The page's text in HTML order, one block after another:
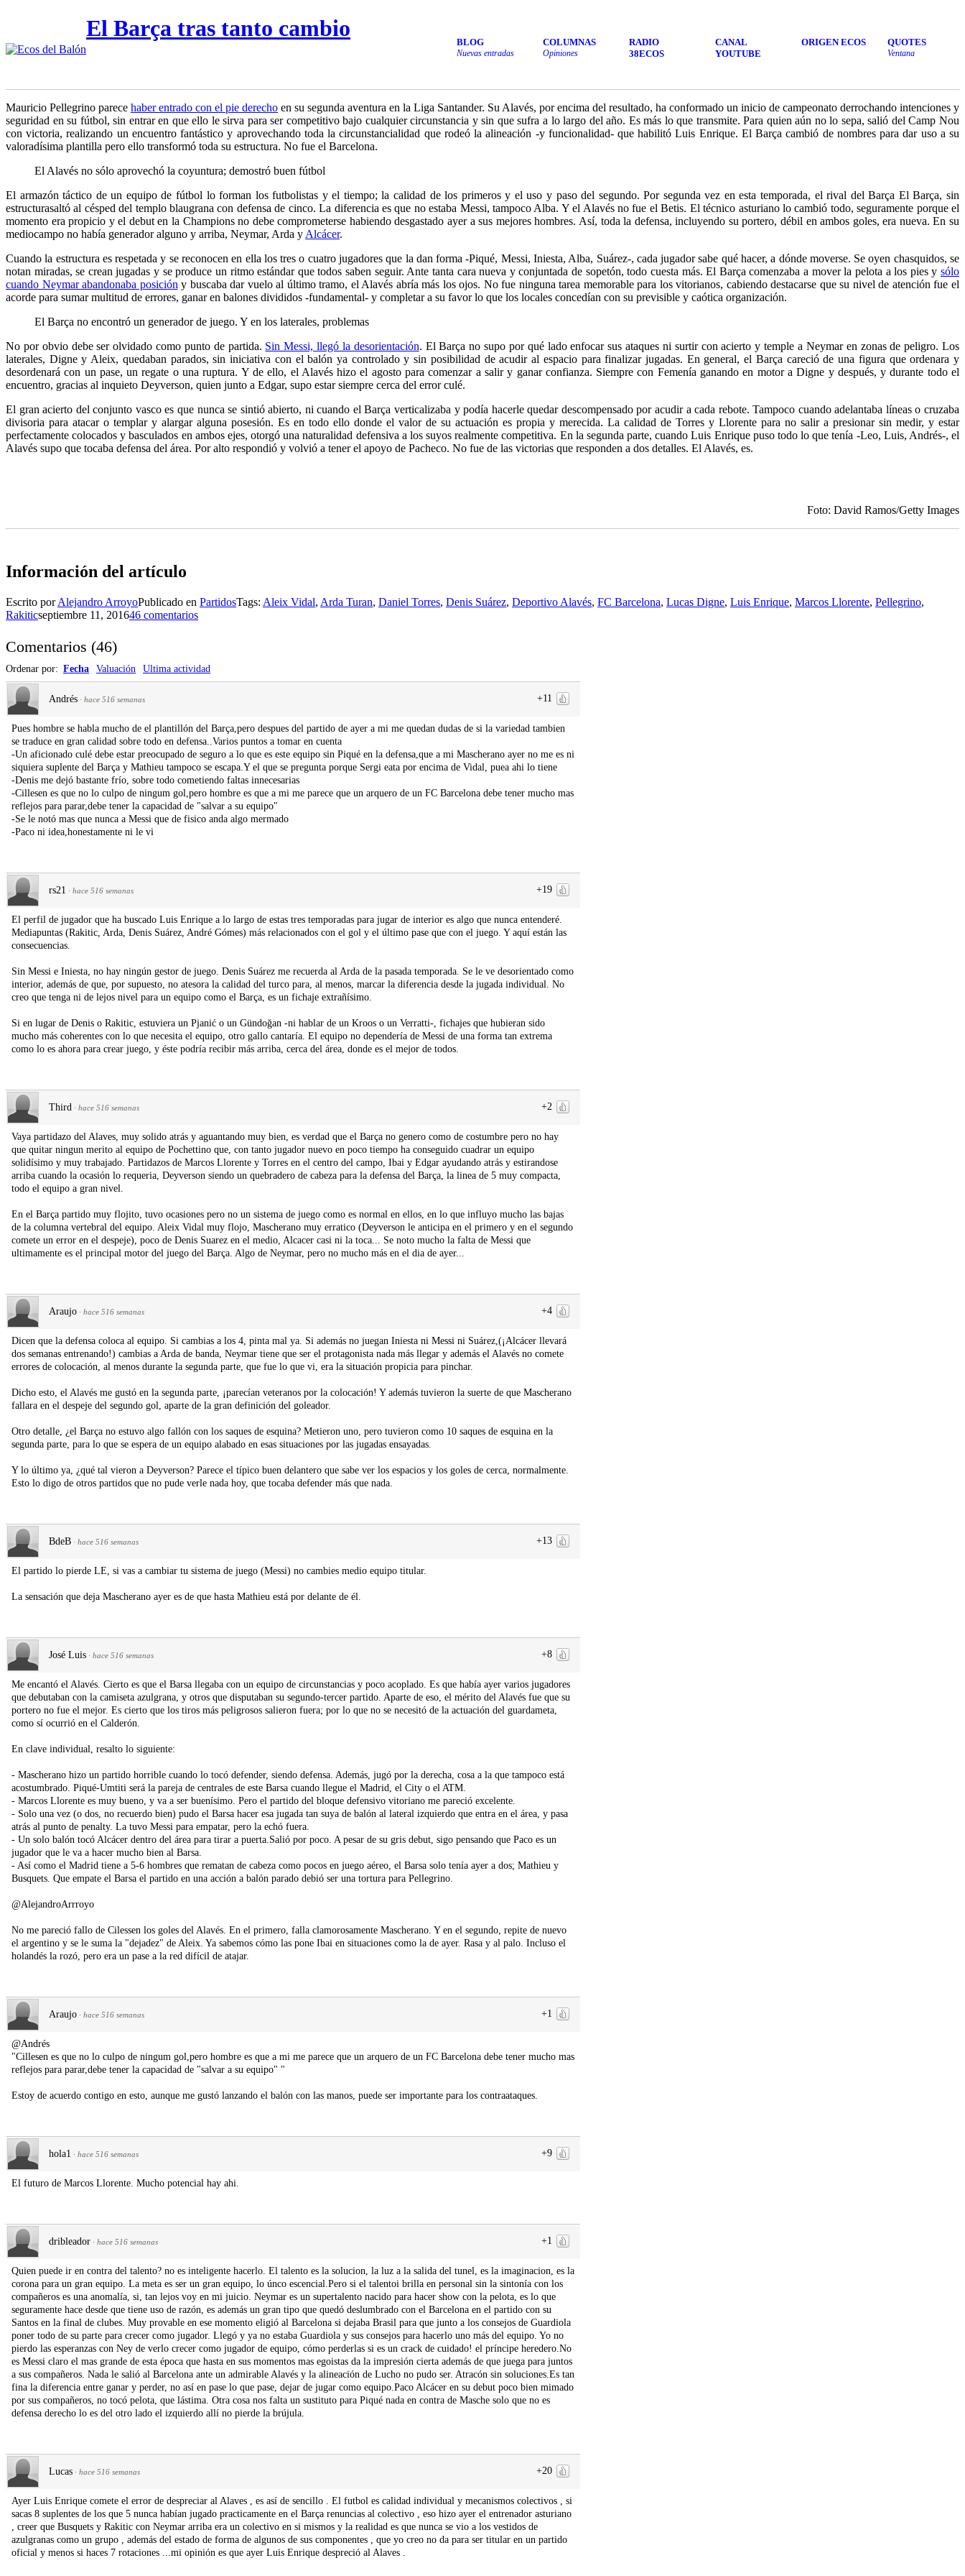
BLOG
Nuevas entradas
COLUMNAS
Opiniones
RADIO
38ECOS
CANAL
YOUTUBE
ORIGEN ECOS QUOTES
Ventana
El Barça tras tanto cambio
Mauricio Pellegrino parece haber entrado con el pie derecho en su segunda aventura en la Liga Santander. Su Alavés, por encima del resultado, ha conformado un inicio de campeonato derrochando intenciones y
seguridad en su fútbol, sin entraren que ello le sirva para ser competitivo bajo cualquier circunstancia y sin que sufra a lo largo del año. Es más lo que transmite. Para quien aún no lo sepa, salió del Camp Nou
con victoria, realizando un encuentro fantástico y aprovechando toda la circunstancialidad que rodeó la alineación -y funcionalidad- que habilitó Luis Enrique. El Barça cambió de nombres para dar uso a su
valoradísima plantilla pero ello transformó toda su estructura. No fue el Barcelona.
El Alavés no sólo aprovechó la coyuntura; demostró buen fútbol
El armazón táctico de un equipo de fútbol lo forman los futbolistas y el tiempo; la calidad de los primeros y el uso y paso del segundo. Por segunda vez en esta temporada, el rival del Barça El Barça, sin
estructurasaltó al césped del templo blaugrana con defensa de cinco. La diferencia es que no estaba Messi, tampoco Alba. Y el Alavés no fue el Betis. El técnico asturiano lo cambió todo, seguramente porque el
momento era propicio y el debut en la Champions no debe comprometerse habiendo desgastado ayer a sus mejores hombres. Así, toda la defensa, incluyendo su portero, débil en ambos goles, era nueva. En su
mediocampo no había generador alguno y arriba, Neymar, Arda y Alcácer.
Cuando la estructura es respetada y se reconocen en ella los tres o cuatro jugadores que la dan forma -Piqué, Messi, Iniesta, Alba, Suárez-, cada jugador sabe qué hacer, a dónde moverse. Se oyen chasquidos, se
notan miradas, se crean jugadas y se produce un ritmo estándar que todos saben seguir. Ante tanta cara nueva y conjuntada de sopetón, todo cuesta más. El Barça comenzaba a mover la pelota a los pies y sólo
cuando Neymar abandonaba posición y buscaba dar vuelo al último tramo, el Alavés abría más los ojos. No fue ninguna tarea memorable para los vitorianos, cabiendo destacarse que su nivel de atención fue el
acorde para sumar multitud de errores, ganar en balones divididos -fundamental- y completar a su favor lo que los locales concedían con su previsible y caótica organización.
El Barça no encontró un generador de juego. Y en los laterales, problemas
No por obvio debe ser olvidado como punto de partida. Sin Messi, llegó la desorientación. El Barça no supo por qué lado enfocar sus ataques ni surtir con acierto y temple a Neymar en zonas de peligro. Los
laterales, Digne y Aleix, quedaban parados, sin iniciativa con el balón ya controlado y sin posibilidad de acudir al espacio para finalizar jugadas. En general, el Barça careció de una figura que ordenara y
desordenará con un pase, un regate o una ruptura. Y de ello, el Alavés hizo el agosto para comenzar a salir y ganar confianza. Siempre con Femenía ganando en motor a Digne y después, y durante todo el
encuentro, gracias al inquieto Deyverson, quien junto a Edgar, supo estar siempre cerca del error culé.
El gran acierto del conjunto vasco es que nunca se sintió abierto, ni cuando el Barça verticalizaba y podía hacerle quedar descompensado por acudir a cada rebote. Tampoco cuando adelantaba líneas o cruzaba
divisoria para atacar o templar y alargar alguna posesión. Es en todo ello donde el valor de su actuación es propia y merecida. La calidad de Torres y Llorente para no salir a presionar sin medir, y estar
perfectamente colocados y basculados en ambos ejes, otorgó una naturalidad defensiva a los suyos realmente competitiva. En la segunda parte, cuando Luis Enrique puso todo lo que tenía -Leo, Luis, Andrés-, el
Alavés supo que tocaba defensa del área. Por alto respondió y volvió a tener el apoyo de Pacheco. No fue de las victorias que responden a dos detalles. El Alavés, es.
Foto: David Ramos/Getty Images
Información del artículo
Escrito porAlejandro ArroyoPublicado en PartidosTags: Aleix Vidal, Arda Turan, Daniel Torres, Denis Suárez, Deportivo Alavés, FC Barcelona, Lucas Digne, Luis Enrique, Marcos Llorente, Pellegrino,
Rakiticseptiembre 11, 201646 comentarios
Comentarios (46)
Ordenar por: Fecha Valuación Ultima actividad
+11
Andrés · hace 516 semanas
Pues hombre se habla mucho de el plantillón del Barça,pero despues del partido de ayer a mi me quedan dudas de si la variedad tambien
se traduce en gran calidad sobre todo en defensa..Varios puntos a tomar en cuenta
-Un aficionado culé debe estar preocupado de seguro a lo que es este equipo sin Piqué en la defensa,que a mi Mascherano ayer no me es ni
siquiera suplente del Barça y Mathieu tampoco se escapa.Y el que se pregunta porque Sergi eata por encima de Vidal, puea ahi lo tiene
-Denis me dejó bastante frío, sobre todo cometiendo faltas innecesarias
-Cillesen es que no lo culpo de ningum gol,pero hombre es que a mi me parece que un arquero de un FC Barcelona debe tener mucho mas
reflejos para parar,debe tener la capacidad de "salvar a su equipo"
-Se le notó mas que nunca a Messi que de fisico anda algo mermado
-Paco ni idea,honestamente ni le vi
+19
rs21 · hace 516 semanas
El perfil de jugador que ha buscado Luis Enrique a lo largo de estas tres temporadas para jugar de interior es algo que nunca entenderé.
Mediapuntas (Rakitic, Arda, Denis Suárez, André Gómes) más relacionados con el gol y el último pase que con el juego. Y aquí están las
consecuencias.
Sin Messi e Iniesta, no hay ningún gestor de juego. Denis Suárez me recuerda al Arda de la pasada temporada. Se le ve desorientado como
interior, además de que, por supuesto, no atesora la calidad del turco para, al menos, marcar la diferencia desde la jugada individual. No
creo que tenga ni de lejos nivel para un equipo como el Barça, es un fichaje extrañísimo.
Si en lugar de Denis o Rakitic, estuviera un Pjanić o un Gündoğan -ni hablar de un Kroos o un Verratti-, fichajes que hubieran sido
mucho más coherentes con lo que necesita el equipo, otro gallo cantaría. El equipo no dependería de Messi de una forma tan extrema
como lo es ahora para crear juego, y éste podría recibir más arriba, cerca del área, donde es el mejor de todos.
+2
Third · hace 516 semanas
Vaya partidazo del Alaves, muy solido atrás y aguantando muy bien, es verdad que el Barça no genero como de costumbre pero no hay
que quitar ningun merito al equipo de Pochettino que, con tanto jugador nuevo en poco tiempo ha conseguido cuadrar un equipo
solidísimo y muy trabajado. Partidazos de Marcos Llorente y Torres en el centro del campo, Ibai y Edgar ayudando atrás y estirandose
arriba cuando la ocasión lo requeria, Deyverson siendo un quebradero de cabeza para la defensa del Barça, la linea de 5 muy compacta,
todo el equipo a gran nivel.
En el Barça partido muy flojito, tuvo ocasiones pero no un sistema de juego como es normal en ellos, en lo que influyo mucho las bajas
de la columna vertebral del equipo. Aleix Vidal muy flojo, Mascherano muy erratico (Deyverson le anticipa en el primero y en el segundo
comete un error en el despeje), poco de Denis Suarez en el medio, Alcacer casi ni la toca... Se noto mucho la falta de Messi que
ultimamente es el principal motor del juego del Barça. Algo de Neymar, pero no mucho más en el dia de ayer...
+4
Araujo · hace 516 semanas
Dicen que la defensa coloca al equipo. Si cambias a los 4, pinta mal ya. Si además no juegan Iniesta ni Messi ni Suárez,(¡Alcácer llevará
dos semanas entrenando!) cambias a Arda de banda, Neymar tiene que ser el protagonista nada más llegar y además el Alavés no comete
errores de colocación, al menos durante la segunda parte, que fue lo que vi, era la situación propicia para pinchar.
Dicho esto, el Alavés me gustó en la segunda parte, ¡parecían veteranos por la colocación! Y además tuvieron la suerte de que Mascherano
fallara en el despeje del segundo gol, aparte de la gran definición del goleador.
Otro detalle, ¿el Barça no estuvo algo fallón con los saques de esquina? Metieron uno, pero tuvieron como 10 saques de esquina en la
segunda parte, para lo que se espera de un equipo alabado en esas situaciones por las jugadas ensayadas.
Y lo último ya, ¿qué tal vieron a Deyverson? Parece el típico buen delantero que sabe ver los espacios y los goles de cerca, normalmente.
Esto lo digo de otros partidos que no pude verle nada hoy, que tocaba defender más que nada.
+13
BdeB · hace 516 semanas
El partido lo pierde LE, si vas a cambiar tu sistema de juego (Messi) no cambies medio equipo titular.
La sensación que deja Mascherano ayer es de que hasta Mathieu está por delante de él.
+8
José Luis · hace 516 semanas
Me encantó el Alavés. Cierto es que el Barsa llegaba con un equipo de circunstancias y poco acoplado. Es que había ayer varios jugadores
que debutaban con la camiseta azulgrana, y otros que disputaban su segundo-tercer partido. Aparte de eso, el mérito del Alavés fue que su
portero no fue el mejor. Es cierto que los tiros más peligrosos salieron fuera; por lo que no se necesitó de la actuación del guardameta,
como sí ocurrió en el Calderón.
En clave individual, resalto lo siguiente:
- Mascherano hizo un partido horrible cuando lo tocó defender, siendo defensa. Además, jugó por la derecha, cosa a la que tampoco está
acostumbrado. Piqué-Umtiti será la pareja de centrales de este Barsa cuando llegue el Madrid, el City o el ATM.
- Marcos Llorente es muy bueno, y va a ser buenísimo. Pero el partido del bloque defensivo vitoriano me pareció excelente.
- Solo una vez (o dos, no recuerdo bien) pudo el Barsa hacer esa jugada tan suya de balón al lateral izquierdo que entra en el área, y pasa
atrás al punto de penalty. La tuvo Messi para empatar, pero la echó fuera.
- Un solo balón tocó Alcácer dentro del área para tirar a puerta.Salió por poco. A pesar de su gris debut, sigo pensando que Paco es un
jugador que le va a hacer mucho bien al Barsa.
- Así como el Madrid tiene a 5-6 hombres que rematan de cabeza como pocos en juego aéreo, el Barsa solo tenía ayer a dos; Mathieu y
Busquets. Que empate el Barsa el partido en una acción a balón parado debió ser una tortura para Pellegrino.
@AlejandroArrroyo
No me pareció fallo de Cilessen los goles del Alavés. En el primero, falla clamorosamente Mascherano. Y en el segundo, repite de nuevo
el argentino y se le suma la "dejadez" de Aleix. Ya sabemos cómo las pone Ibai en situaciones como la de ayer. Rasa y al palo. Incluso el
holandés la rozó, pero era un pase a la red difícil de atajar.
+1
Araujo · hace 516 semanas
@Andrés
"Cillesen es que no lo culpo de ningum gol,pero hombre es que a mi me parece que un arquero de un FC Barcelona debe tener mucho mas
reflejos para parar,debe tener la capacidad de "salvar a su equipo" "
Estoy de acuerdo contigo en esto, aunque me gustó lanzando el balón con las manos, puede ser importante para los contraataques.
+9
hola1 · hace 516 semanas
El futuro de Marcos Llorente. Mucho potencial hay ahi.
+1
dribleador · hace 516 semanas
Quien puede ir en contra del talento? no es inteligente hacerlo. El talento es la solucion, la luz a la salida del tunel, es la imaginacion, es la
corona para un gran equipo. La meta es ser un gran equipo, lo únco escencial.Pero si el talentoi brilla en personal sin la sintonía con los
compañeros es una anomalía, si, tan lejos voy en mi juicio. Neymar es un supertalento nacido para hacer show con la pelota, es lo que
seguramente hace desde que tiene uso de razón, es además un gran tipo que quedó deslumbrado con el Barcelona en el partido con su
Santos en la final de clubes. Muy provable en ese momento eligió al Barcelona si dejaba Brasil para que junto a los consejos de Guardiola
poner todo de su parte para crecer como jugador. Llegó y ya no estaba Guardiola y sus consejos para hacerlo uno más del equipo. Yo no
pierdo las esperanzas con Ney de verlo crecer como jugador de equipo, cómo perderlas si es un crack de cuidado! el príncipe heredero.No
es Messi claro el mas grande de esta época que hasta en sus momentos mas egoistas da la impresión cierta además de que juega para juntos
a sus compañeros. Nada le salió al Barcelona ante un admirable Alavés y la alineación de Lucho no pudo ser. Atracón sin soluciones.Es tan
fina la diferencia entre ganar y perder, no así en pase lo que pase, dejar de jugar como equipo.Paco Alcácer en su debut poco bien mimado
por sus compañeros, no tocó pelota, que lástima. Otra cosa nos falta un sustituto para Piqué nada en contra de Masche solo que no es
defensa derecho lo es del otro lado el izquierdo allí no pierde la brújula.
+20
Lucas · hace 516 semanas
Ayer Luis Enrique comete el error de despreciar al Alaves , es así de sencillo . El futbol es calidad individual y mecanismos colectivos , si
sacas 8 suplentes de los que 5 nunca habían jugado practicamente en el Barça renuncias al colectivo , eso hizo ayer el entrenador asturiano
, creer que Busquets y Rakitic con Neymar arriba era un colectivo en si mismos y la realidad es que nunca se vio a los vestidos de
azulgranas como un grupo , además del estado de forma de algunos de sus componentes , que yo creo no da para ser titular en un partido
oficial y menos si haces 7 rotaciones ...mi opinión es que ayer Luis Enrique despreció al Alaves .